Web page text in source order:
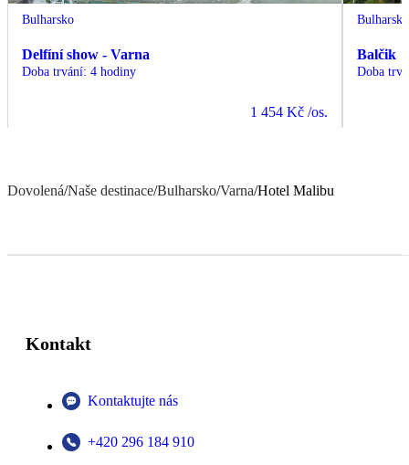
Bulharsko
Delfíní show - Varna
Doba trvání: 4 hodiny
1 454 Kč /os.
Bulharsko
Balčik
Doba
Dovolená/Naše destinace/Bulharsko/Varna/Hotel Malibu
Kontakt
Kontaktujte nás
+420 296 184 910